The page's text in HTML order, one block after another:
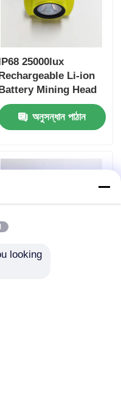
25000lux
Li-ion
Mining Head
Lamp Miner Lamp
Mine
Led Working Light
অনুসন্ধান পাঠান
looking